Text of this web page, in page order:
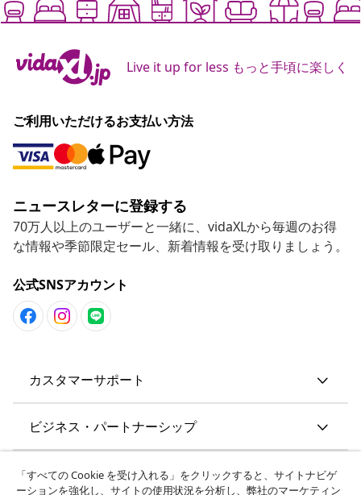
Live it up for less もっと手頃に楽しく
ご利用いただけるお支払い方法
ニュースレターに登録する
70万人以上のユーザーと一緒に、vidaXLから毎週のお得
な情報や季節限定セール、新着情報を受け取りましょう。
公式SNSアカウント
カスタマーサポート
ビジネス・パートナーシップ
vidaXL
「すべての Cookie を受け入れる」をクリックすると、サイトナビゲ
ーションを強化し、サイトの使用状況を分析し、弊社のマーケティン